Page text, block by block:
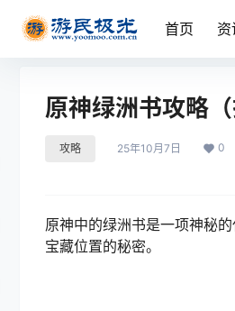
首页 资
原神绿洲书攻略
攻略 25年10月7日 0
原神中的绿洲书是一项神秘
宝藏位置的秘密。